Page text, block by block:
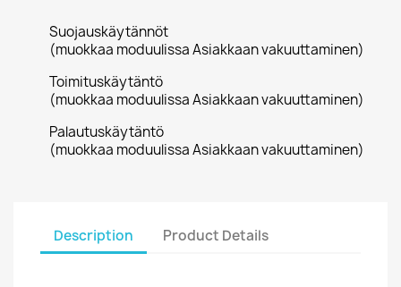
Suojauskäytännöt
(muokkaa moduulissa Asiakkaan vakuuttaminen)
Toimituskäytäntö
(muokkaa moduulissa Asiakkaan vakuuttaminen)
Palautuskäytäntö
(muokkaa moduulissa Asiakkaan vakuuttaminen)
Description Product Details